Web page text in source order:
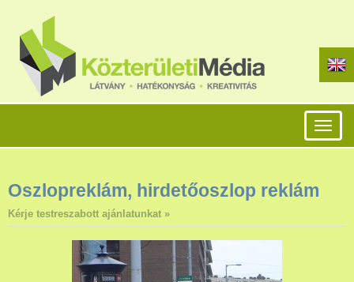
Oszlopreklám, hirdetőoszlop reklám
Kérje testreszabott ajánlatunkat »